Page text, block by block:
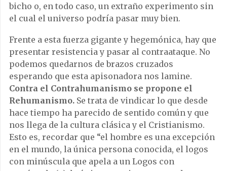
bicho o, en todo caso, un extraño experimento sin
el cual el universo podría pasar muy bien.
Frente a esta fuerza gigante y hegemónica, hay que
presentar resistencia y pasar al contraataque. No
podemos quedarnos de brazos cruzados
esperando que esta apisonadora nos lamine.
Contra el Contrahumanismo se propone el
Rehumanismo. Se trata de vindicar lo que desde
hace tiempo ha parecido de sentido común y que
nos llega de la cultura clásica y el Cristianismo.
Esto es, recordar que “el hombre es una excepción
en el mundo, la única persona conocida, el logos
con minúscula que apela a un Logos con